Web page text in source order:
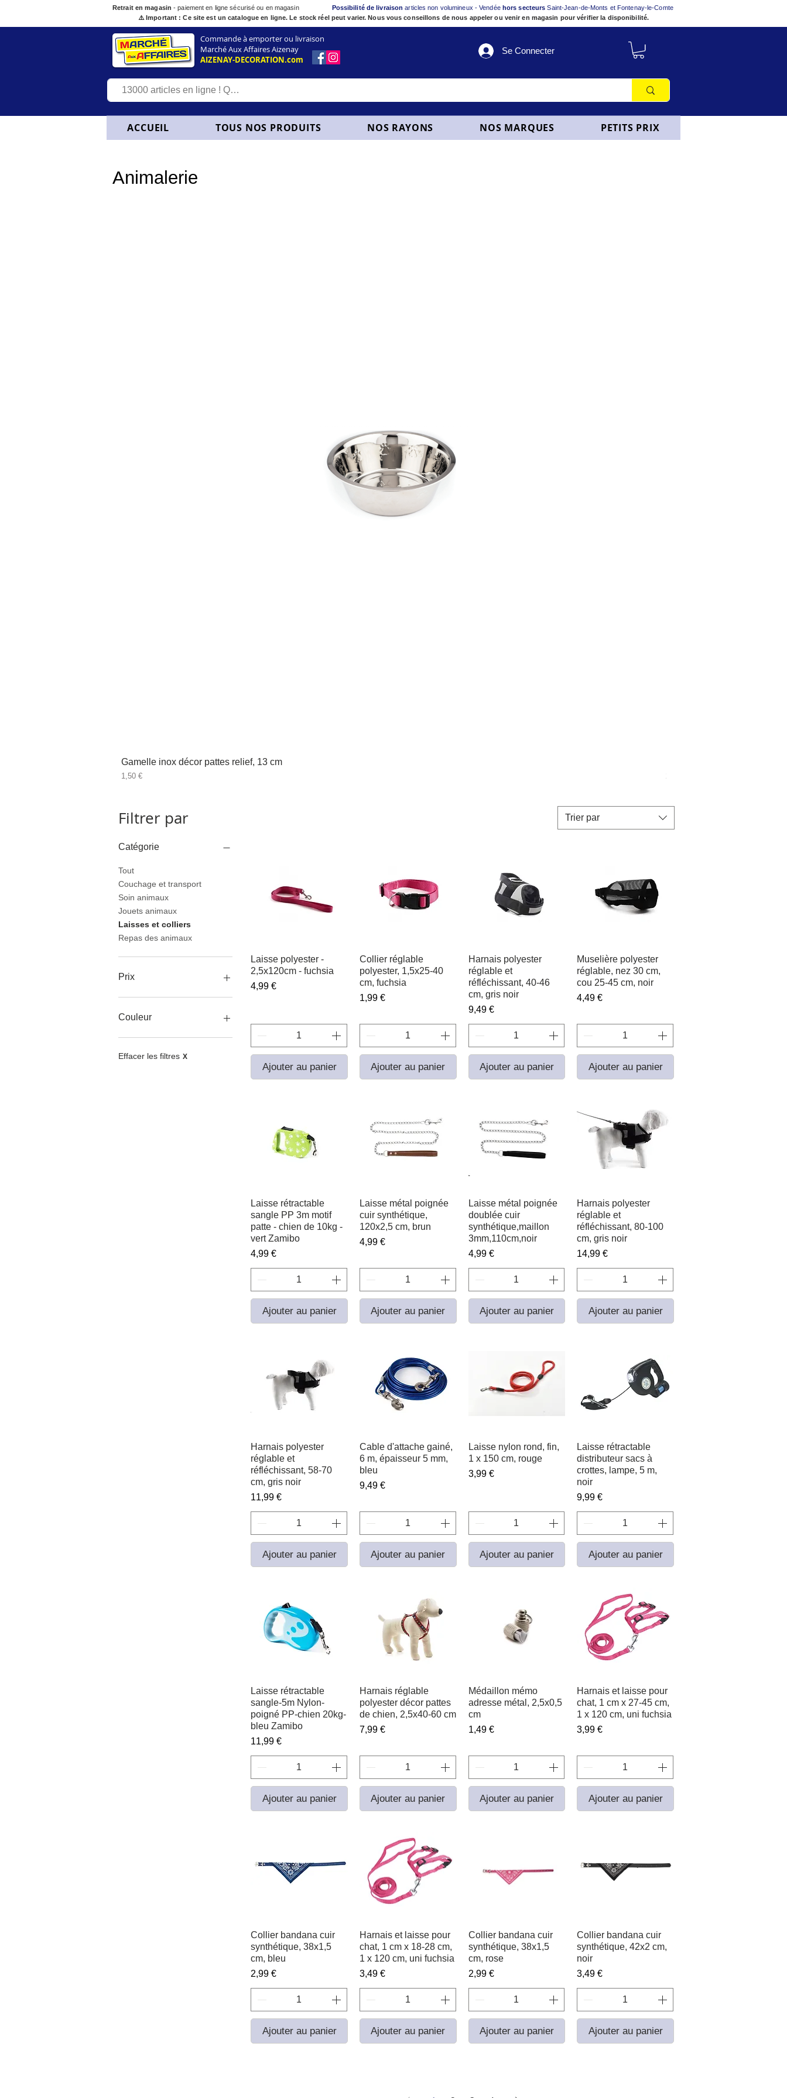
Retrait en magasin - paiement en ligne sécurisé ou en magasin Possibilité de livraisonarticles non volumineux - Vendée hors secteurs Saint-Jean-de-Monts et Fontenay-le-Comte
⚠️ Important : Ce site est un catalogue en ligne. Le stock réel peut varier. Nous vous conseillons de nous appeler ou venir en magasin pour vérifier la disponibilité.
Commande à emporter ou livraison
Marché Aux Affaires Aizenay
AIZENAY-DECORATION.com
Se Connecter
ACCUEIL TOUS NOS PRODUITS NOS RAYONS NOS MARQUES PETITS PRIX
Animalerie
Gamelle inox décor pattes relief, 13 cm
Prix
1,50 € 23,49 €
Filtrer par
Catégorie
Tout
Couchage et transport
Soin animaux
Jouets animaux
Laisses et colliers
Repas des animaux
Prix
0 €
Couleur
Effacer les filtres X
Trier par
Aperçu rapide
Laisse polyester -
2,5x120cm - fuchsia
Prix
4,99 €
Ajouter au panier
Aperçu rapide
Collier réglable
polyester, 1,5x25-40
cm, fuchsia
Prix
1,99 €
Ajouter au panier
Aperçu rapide
Harnais polyester
réglable et
réfléchissant, 40-46
cm, gris noir
Prix
9,49 €
Ajouter au panier
Aperçu rapide
Muselière polyester
réglable, nez 30 cm,
cou 25-45 cm, noir
Prix
4,49 €
Ajouter au panier
Aperçu rapide
Laisse rétractable
sangle PP 3m motif
patte - chien de 10kg -
vert Zamibo
Prix
4,99 €
Ajouter au panier
Aperçu rapide
Laisse métal poignée
cuir synthétique,
120x2,5 cm, brun
Prix
4,99 €
Ajouter au panier
Aperçu rapide
Laisse métal poignée
doublée cuir
synthétique,maillon
3mm,110cm,noir
Prix
4,99 €
Ajouter au panier
Aperçu rapide
Harnais polyester
réglable et
réfléchissant, 80-100
cm, gris noir
Prix
14,99 €
Ajouter au panier
Aperçu rapide
Harnais polyester
réglable et
réfléchissant, 58-70
cm, gris noir
Prix
11,99 €
Ajouter au panier
Aperçu rapide
Cable d'attache gainé,
6 m, épaisseur 5 mm,
bleu
Prix
9,49 €
Ajouter au panier
Aperçu rapide
Laisse nylon rond, fin,
1 x 150 cm, rouge
Prix
3,99 €
Ajouter au panier
Aperçu rapide
Laisse rétractable
distributeur sacs à
crottes, lampe, 5 m,
noir
Prix
9,99 €
Ajouter au panier
Aperçu rapide
Laisse rétractable
sangle-5m Nylon-
poigné PP-chien 20kg-
bleu Zamibo
Prix
11,99 €
Ajouter au panier
Aperçu rapide
Harnais réglable
polyester décor pattes
de chien, 2,5x40-60 cm
Prix
7,99 €
Ajouter au panier
Aperçu rapide
Médaillon mémo
adresse métal, 2,5x0,5
cm
Prix
1,49 €
Ajouter au panier
Aperçu rapide
Harnais et laisse pour
chat, 1 cm x 27-45 cm,
1 x 120 cm, uni fuchsia
Prix
3,99 €
Ajouter au panier
Aperçu rapide
Collier bandana cuir
synthétique, 38x1,5
cm, bleu
Prix
2,99 €
Ajouter au panier
Aperçu rapide
Harnais et laisse pour
chat, 1 cm x 18-28 cm,
1 x 120 cm, uni fuchsia
Prix
3,49 €
Ajouter au panier
Aperçu rapide
Collier bandana cuir
synthétique, 38x1,5
cm, rose
Prix
2,99 €
Ajouter au panier
Aperçu rapide
Collier bandana cuir
synthétique, 42x2 cm,
noir
Prix
3,49 €
Ajouter au panier